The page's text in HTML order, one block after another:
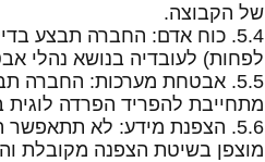
של הקבוצה.
5.4. כוח אדם: החברה תבצע
לפחות) לעובדיה בנושא נהלי
מתחייבת להפריד הפרדה לוגית
5.6. הצפנת מידע: לא
מוצפן בשיטת הצפנה מקובלת